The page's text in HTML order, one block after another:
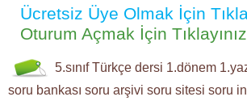
Ücretsiz Üye Olmak İçin
Oturum Açmak İçin
5.sınıf Türkçe dersi 1.dönem
soru bankası soru arşivi soru sitesi soru